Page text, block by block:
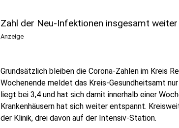
Zahl der Neu-Infektionen insgesamt
Anzeige
Grundsätzlich bleiben die Corona-Zahlen im Kreis
Wochenende meldet das Kreis-Gesundheitsamt
liegt bei 3,4 und hat sich damit innerhalb einer
Krankenhäusern hat sich weiter entspannt.
der Klinik, drei davon auf der Intensiv-Station.